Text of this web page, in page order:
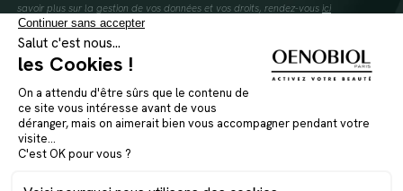
savoir plus sur la gestion de vos données et vos droits, rendez-vous ici
(1) Coopération pharmaceutique Française, RCS Melun 399 227 636
INSTAGRAM
FACEBOOK
TIKTOK
YOUTUBE
GLOSSAIRE
NOUS CONTACTER
OÙ TROUVER NOS PRODUITS
Mentions légales